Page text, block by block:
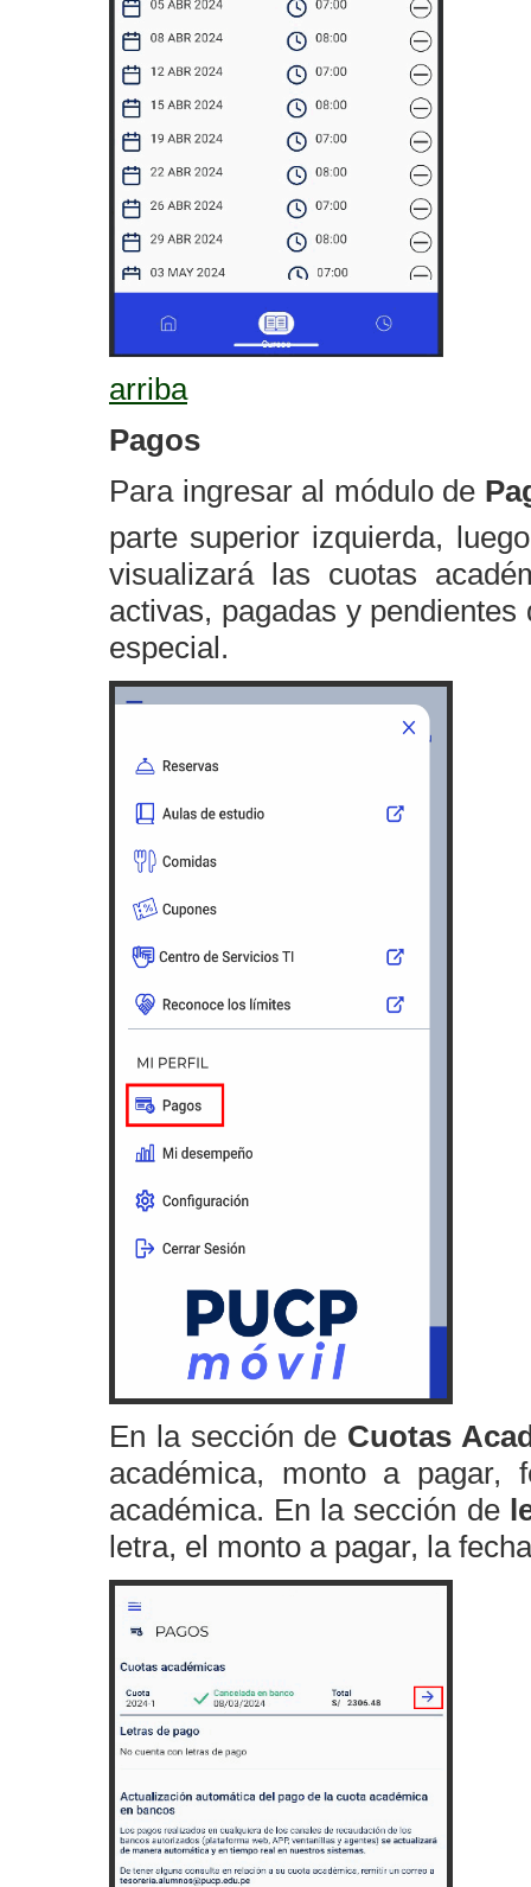
arriba
Pagos
Para ingresar al módulo de
parte superior izquierda,
visualizará las cuotas
activas, pagadas y
especial.
En la sección de Cuotas
académica, monto a pagar,
académica. En la sección de
letra, el monto a pagar, la